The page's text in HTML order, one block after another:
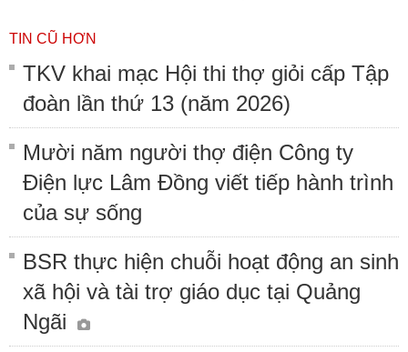
TIN CŨ HƠN
TKV khai mạc Hội thi thợ giỏi cấp Tập
đoàn lần thứ 13 (năm 2026)
Mười năm người thợ điện Công ty
Điện lực Lâm Đồng viết tiếp hành trình
của sự sống
BSR thực hiện chuỗi hoạt động an sinh
xã hội và tài trợ giáo dục tại Quảng
Ngãi